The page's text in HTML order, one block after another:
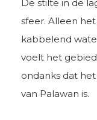
De stilte in de
sfeer. Alleen
kabbelend
voelt het
ondanks dat
van Palawan is.